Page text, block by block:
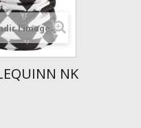
l'image
NK